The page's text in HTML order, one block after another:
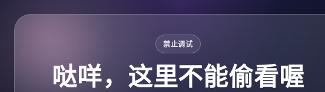
禁止调试
哒咩，这里不能偷看喔